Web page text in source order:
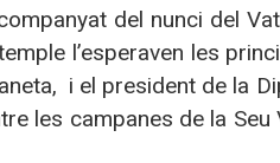
del nunci del
l’esperaven les
i el president de la
les campanes de la Seu